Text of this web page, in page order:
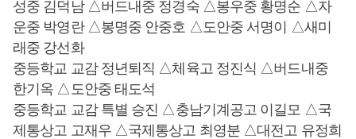
성중 김덕남 △버드내중 정경숙 △봉우중 황명순 △자
운중 박영란 △봉명중 안중호 △도안중 서명이 △새미
래중 강선화
중등학교 교감 정년퇴직 △체육고 정진식 △버드내중
한기옥 △도안중 태도석
중등학교 교감 특별 승진 △충남기계공고 이길모 △국
제통상고 고재우 △국제통상고 최영분 △대전고 유정희